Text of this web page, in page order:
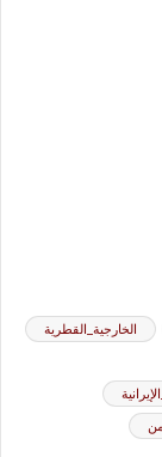
الخارجية_القطرية